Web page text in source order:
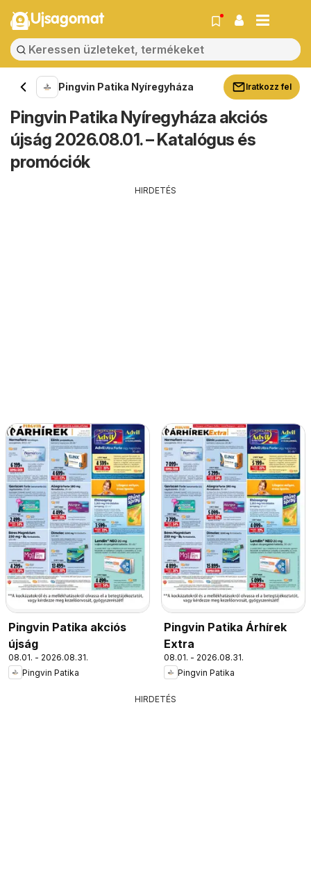
Ujsagomat
Pingvin Patika Nyíregyháza Iratkozz fel
Pingvin Patika Nyíregyháza akciós
újság 2026.08.01. – Katalógus és
promóciók
HIRDETÉS
Pingvin Patika akciós
újság
08.01. - 2026.08.31.
Pingvin Patika
Pingvin Patika Árhírek
Extra
08.01. - 2026.08.31.
Pingvin Patika
HIRDETÉS